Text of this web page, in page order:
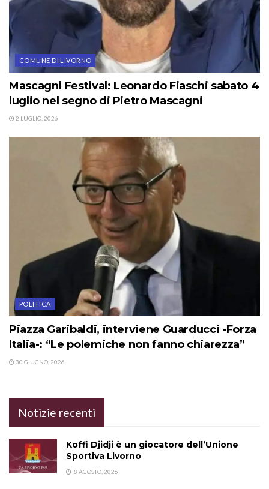
COMUNE DI LIVORNO
Mascagni Festival: Leonardo Fiaschi sabato 4
luglio nel segno di Pietro Mascagni
2 LUGLIO, 2026
POLITICA
Piazza Garibaldi, interviene Guarducci -Forza
Italia-: “Le polemiche non fanno chiarezza”
30 GIUGNO, 2026
Notizie recenti
Koffi Djidji è un giocatore dell’Unione
Sportiva Livorno
8 AGOSTO, 2026